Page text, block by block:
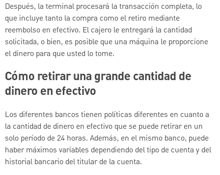
Después, la terminal procesará la transacción completa, lo
que incluye tanto la compra como el retiro mediante
reembolso en efectivo. El cajero le entregará la cantidad
solicitada, o bien, es posible que una máquina le proporcione
el dinero para que usted lo tome.
Cómo retirar una grande cantidad de
dinero en efectivo
Los diferentes bancos tienen políticas diferentes en cuanto a
la cantidad de dinero en efectivo que se puede retirar en un
solo período de 24 horas. Además, en el mismo banco, puede
haber máximos variables dependiendo del tipo de cuenta y del
historial bancario del titular de la cuenta.